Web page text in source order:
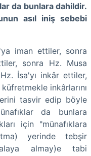
da bunlara dahildir.
asıl iniş sebebi
iman ettiler, sonra
sonra Hz. Musa
İsa'yı inkâr ettiler,
inkârlarını
tasvir edip böyle
da bunlara
için "münafıklara
yerinde tebşir
almay)e tabi